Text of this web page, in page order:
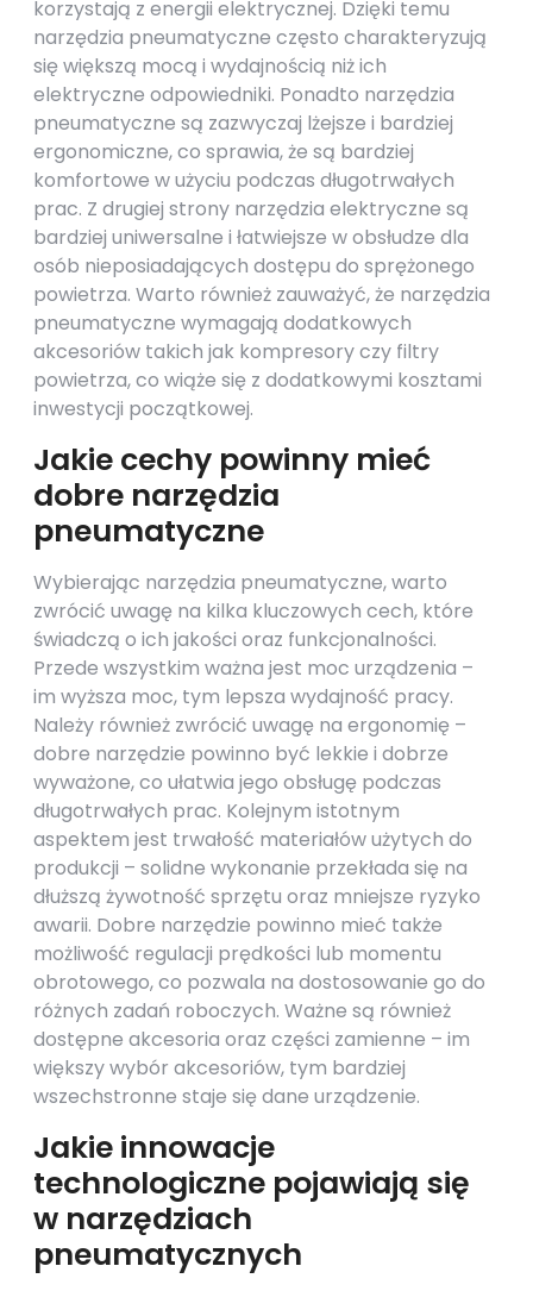
korzystają z energii elektrycznej. Dzięki temu
narzędzia pneumatyczne często charakteryzują
się większą mocą i wydajnością niż ich
elektryczne odpowiedniki. Ponadto narzędzia
pneumatyczne są zazwyczaj lżejsze i bardziej
ergonomiczne, co sprawia, że są bardziej
komfortowe w użyciu podczas długotrwałych
prac. Z drugiej strony narzędzia elektryczne są
bardziej uniwersalne i łatwiejsze w obsłudze dla
osób nieposiadających dostępu do sprężonego
powietrza. Warto również zauważyć, że narzędzia
pneumatyczne wymagają dodatkowych
akcesoriów takich jak kompresory czy filtry
powietrza, co wiąże się z dodatkowymi kosztami
inwestycji początkowej.
Jakie cechy powinny mieć
dobre narzędzia
pneumatyczne
Wybierając narzędzia pneumatyczne, warto
zwrócić uwagę na kilka kluczowych cech, które
świadczą o ich jakości oraz funkcjonalności.
Przede wszystkim ważna jest moc urządzenia –
im wyższa moc, tym lepsza wydajność pracy.
Należy również zwrócić uwagę na ergonomię –
dobre narzędzie powinno być lekkie i dobrze
wyważone, co ułatwia jego obsługę podczas
długotrwałych prac. Kolejnym istotnym
aspektem jest trwałość materiałów użytych do
produkcji – solidne wykonanie przekłada się na
dłuższą żywotność sprzętu oraz mniejsze ryzyko
awarii. Dobre narzędzie powinno mieć także
możliwość regulacji prędkości lub momentu
obrotowego, co pozwala na dostosowanie go do
różnych zadań roboczych. Ważne są również
dostępne akcesoria oraz części zamienne – im
większy wybór akcesoriów, tym bardziej
wszechstronne staje się dane urządzenie.
Jakie innowacje
technologiczne pojawiają się
w narzędziach
pneumatycznych